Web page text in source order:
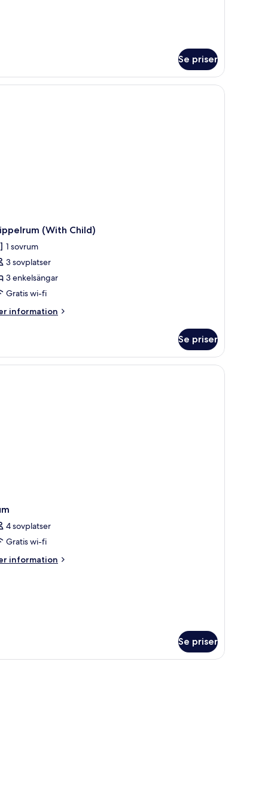
Se priser
ett soffbord, en tv och utsikt över staden genom stora fönster.
(With Child)
1 sovrum
3 sovplatser
3 enkelsängar
Gratis wi-fi
information
Se priser
4 sovplatser
Gratis wi-fi
information
Se priser